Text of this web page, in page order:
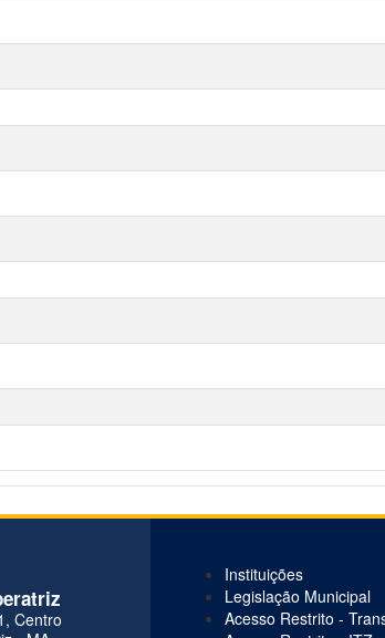
Centro
Instituições
Legislação Municipal
Acesso Restrito -